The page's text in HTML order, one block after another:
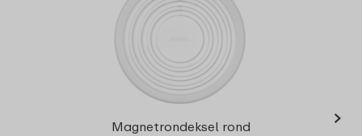
Magnetrondeksel rond ›